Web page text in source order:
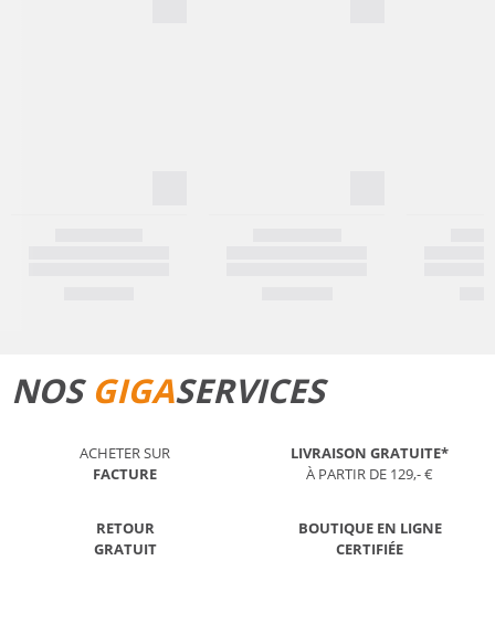
NOS GIGASERVICES
ACHETER SUR
FACTURE
LIVRAISON GRATUITE*
À PARTIR DE 129,- €
RETOUR
GRATUIT
BOUTIQUE EN LIGNE
CERTIFIÉE